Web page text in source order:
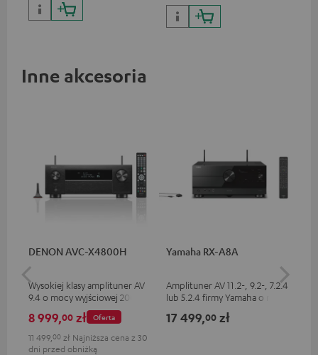
Inne akcesoria
DENON AVC-X4800H
Wysokiej klasy amplituner AV
9.4 o mocy wyjściowej 200 W
na każdy kanał, maksymalna
liczba kanałów przetwarzania
11.4
Oferta
8 999,00 zł
11 499, 00 zł Najniższa cena z 30
dni przed obniżką
Yamaha RX-A8A
Amplituner AV 11.2-, 9.2-, 7.2.4
lub 5.2.4 firmy Yamaha o mocy
omów, 0,9% THD)
17 499,00 zł